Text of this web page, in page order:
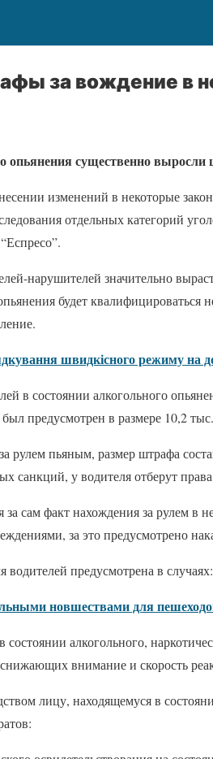
за вождение в
опьянения существенно
изменений в некоторые
отдельных категорий
“Еспресо”.
нарушителей значительно
будет квалифицироваться
швидкісного режиму на
в состоянии алкогольного
предусмотрен в размере 10,2
рулем пьяным, размер штрафа
санкций, у водителя отберут
сам факт нахождения за рулем в
за это предусмотрено
водителей предусмотрена в случаях:
новшествами для
алкогольного,
внимание и скорость
лицу, находящемуся в